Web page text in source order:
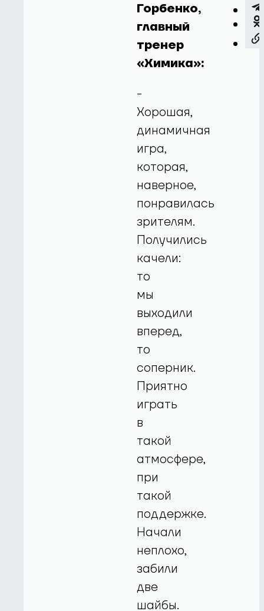
Горбенко,
главный
тренер
«Химика»:
-
Хорошая,
динамичная
игра,
которая,
наверное,
понравилась
зрителям.
Получились
качели:
то
мы
выходили
вперед,
то
соперник.
Приятно
играть
в
такой
атмосфере,
при
такой
поддержке.
Начали
неплохо,
забили
две
шайбы.